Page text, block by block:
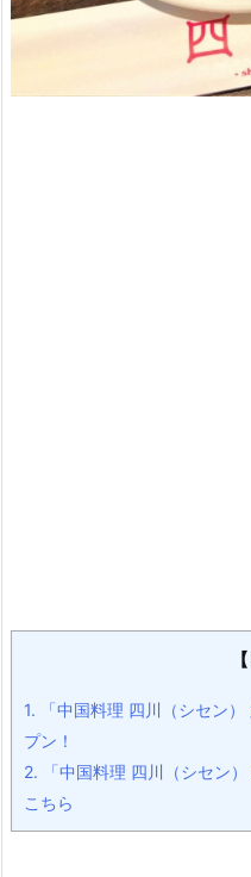
1. 「中国料理 四川（シセン
プン！
2. 「中国料理 四川（シセン
こちら